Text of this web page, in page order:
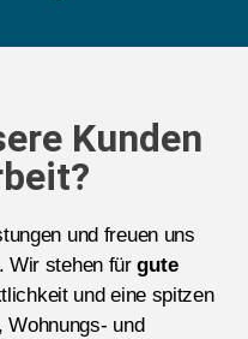
Kunden
und freuen uns
Wir stehen fürgute
und eine spitzen
Wohnungs- und